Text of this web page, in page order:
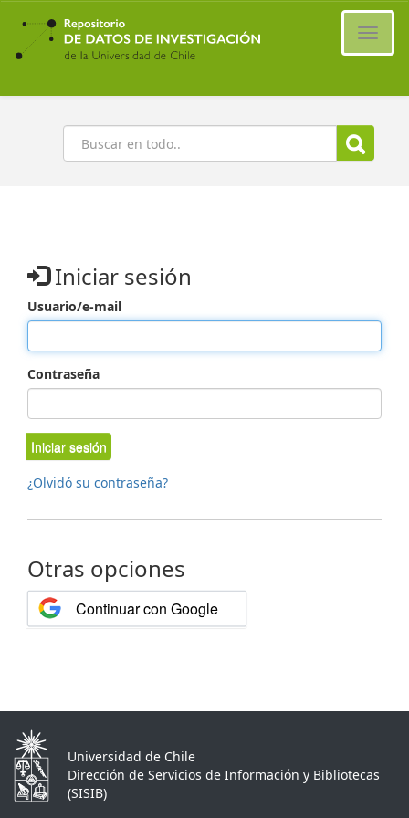
Ir
contenido
principal
Buscar
Iniciar sesión
Usuario/e-mail
Contraseña
Iniciar sesión
¿Olvidó su contraseña?
Otras opciones
Continuar con Google
Universidad de Chile
Dirección de Servicios de Información y Bibliotecas
(SISIB)